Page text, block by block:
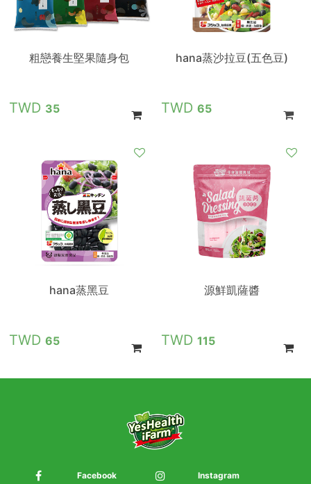
粗戀養生堅果隨身包
35
hana蒸沙拉豆(五色豆)
65
hana蒸黑豆
65
源鮮凱薩醬
115
Facebook Instagram